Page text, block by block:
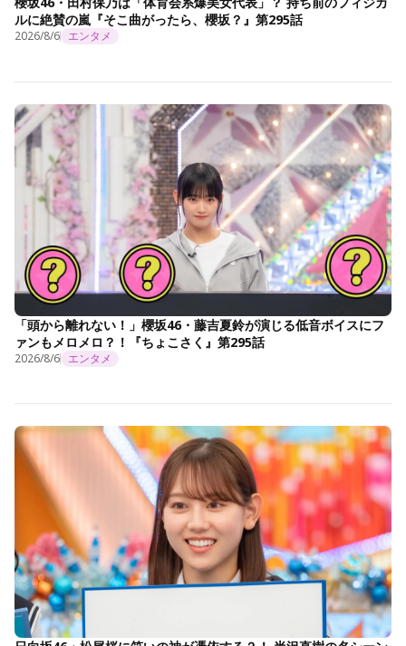
ルに絶賛の嵐『そこ曲がったら、櫻坂？』第295話
2026/8/6 エンタメ
「頭から離れない！」櫻坂46・藤吉夏鈴が演じる低音ボイスにフ
ァンもメロメロ？！『ちょこさく』第295話
2026/8/6 エンタメ